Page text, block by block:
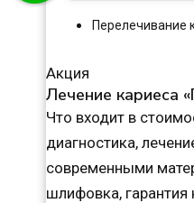
Перелечивание
Акция
Лечение кариеса
Что входит в
диагностика,
современными
шлифовка, гарантия